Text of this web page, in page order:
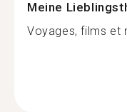
Meine
Voyages, films et